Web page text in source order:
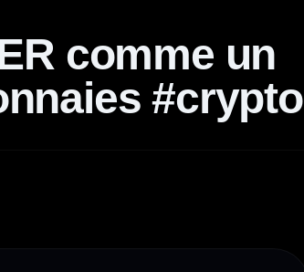
comme un
#crypto